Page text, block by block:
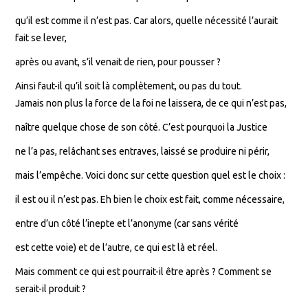
qu’il est comme il n’est pas. Car alors, quelle nécessité l’aurait
fait se lever,
après ou avant, s’il venait de rien, pour pousser ?
Ainsi faut-il qu’il soit là complètement, ou pas du tout.
Jamais non plus la force de la foi ne laissera, de ce qui n’est pas,
naître quelque chose de son côté. C’est pourquoi la Justice
ne l’a pas, relâchant ses entraves, laissé se produire ni périr,
mais l’empêche. Voici donc sur cette question quel est le choix :
il est ou il n’est pas. Eh bien le choix est fait, comme nécessaire,
entre d’un côté l’inepte et l’anonyme (car sans vérité
est cette voie) et de l’autre, ce qui est là et réel.
Mais comment ce qui est pourrait-il être après ? Comment se
serait-il produit ?